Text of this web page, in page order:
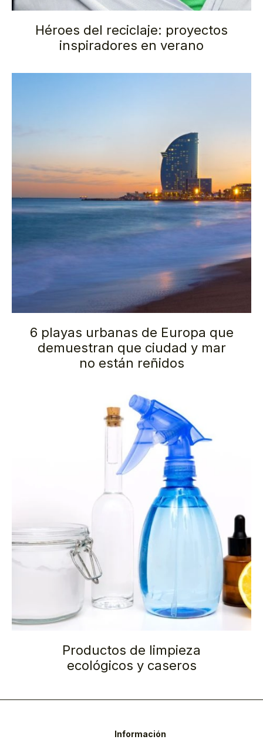
Héroes del reciclaje: proyectos
inspiradores en verano
6 playas urbanas de Europa que
demuestran que ciudad y mar
no están reñidos
Productos de limpieza
ecológicos y caseros
Información